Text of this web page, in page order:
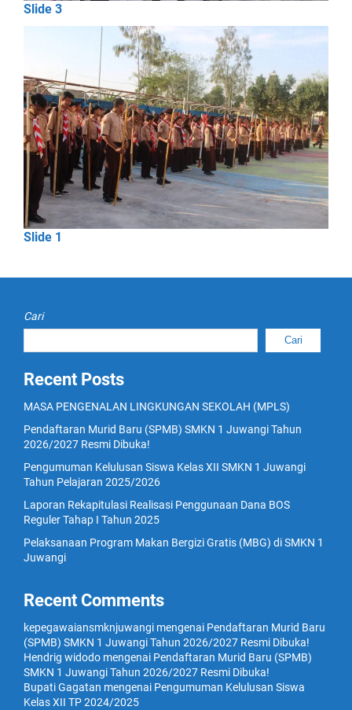
Slide 3
Slide 1
Cari
Cari
Recent Posts
MASA PENGENALAN LINGKUNGAN SEKOLAH (MPLS)
Pendaftaran Murid Baru (SPMB) SMKN 1 Juwangi Tahun
2026/2027 Resmi Dibuka!
Pengumuman Kelulusan Siswa Kelas XII SMKN 1 Juwangi
Tahun Pelajaran 2025/2026
Laporan Rekapitulasi Realisasi Penggunaan Dana BOS
Reguler Tahap I Tahun 2025
Pelaksanaan Program Makan Bergizi Gratis (MBG) di SMKN 1
Juwangi
Recent Comments
kepegawaiansmknjuwangi mengenai Pendaftaran Murid Baru
(SPMB) SMKN 1 Juwangi Tahun 2026/2027 Resmi Dibuka!
Hendrig widodo mengenai Pendaftaran Murid Baru (SPMB)
SMKN 1 Juwangi Tahun 2026/2027 Resmi Dibuka!
Bupati Gagatan mengenai Pengumuman Kelulusan Siswa
Kelas XII TP 2024/2025